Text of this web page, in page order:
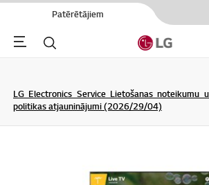
Patērētājiem
Menu Meklēt
LG Electronics Service Lietošanas noteikumu
politikas atjauninājumi (2026/29/04)